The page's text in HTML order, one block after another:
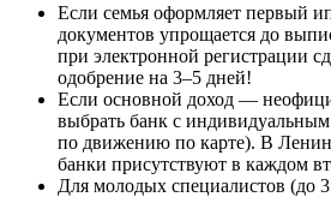
Если семья оформляет первый
документов упрощается до
при электронной регистрации
одобрение на 3–5 дней!
Если основной доход —
выбрать банк с
по движению по карте). В
банки присутствуют в каждом
Для молодых специалистов (до